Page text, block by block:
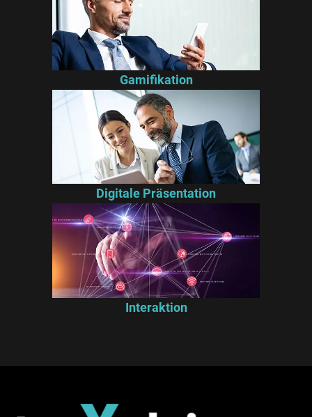
Gamifikation
Digitale Präsentation
Interaktion